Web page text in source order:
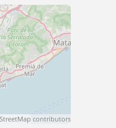
contributors